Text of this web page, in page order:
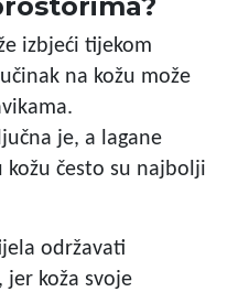
izbjeći tijekom
na kožu može
je, a lagane
često su najbolji
održavati
koža svoje